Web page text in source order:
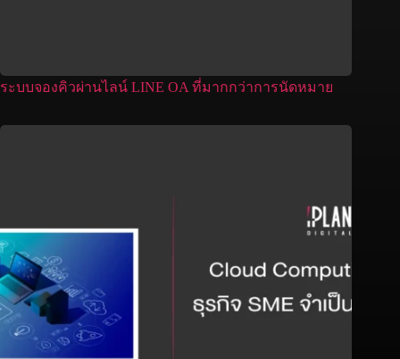
ระบบจองคิวผ่านไลน์ LINE OA ที่มากกว่าการนัดหมาย